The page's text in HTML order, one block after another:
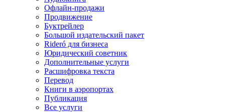
Офлайн-продажи
Продвижение
Буктрейлер
Большой издательский пакет
Rideró для бизнеса
Юридический советник
Дополнительные услуги
Расшифровка текста
Перевод
Книги в аэропортах
Публикация
Все услуги